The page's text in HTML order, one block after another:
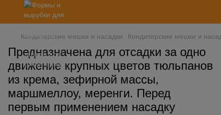
Кондитерские мешки и насадки Кондитерские мешки и
Предназначена для отсадки за одно
движение крупных цветов тюльпанов
из крема, зефирной массы,
маршмеллоу, меренги. Перед
первым применением насадку